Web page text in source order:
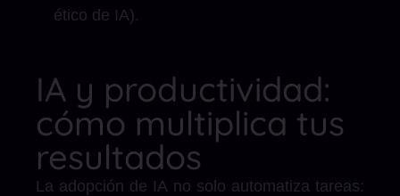
ético de IA).
IA y productividad:
cómo multiplica tus
resultados
La adopción de IA no solo automatiza tareas: